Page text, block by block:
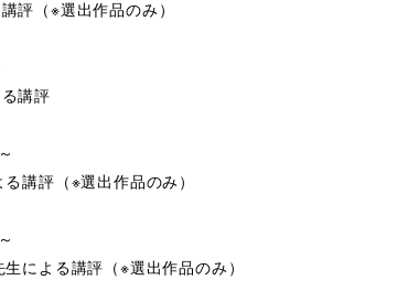
評（※選出作品のみ）
講評
講評（※選出作品のみ）
による講評（※選出作品のみ）